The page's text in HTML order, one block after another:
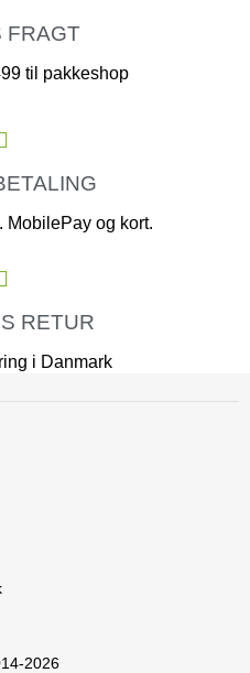
FRAGT
til pakkeshop
MobilePay og kort.
RETUR
i Danmark
2026